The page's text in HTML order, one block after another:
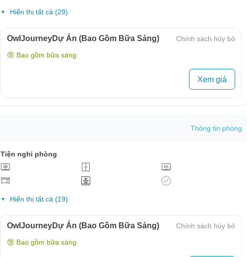
Hiển thị tất cả (29)
OwlJourneyDự Án (Bao Gồm Bữa Sáng) Chính sách hủy bỏ
Bao gồm bữa sáng
Xem giá
Thông tin phòng
Tiện nghi phòng
Hiển thị tất cả (19)
OwlJourneyDự Án (Bao Gồm Bữa Sáng) Chính sách hủy bỏ
Bao gồm bữa sáng